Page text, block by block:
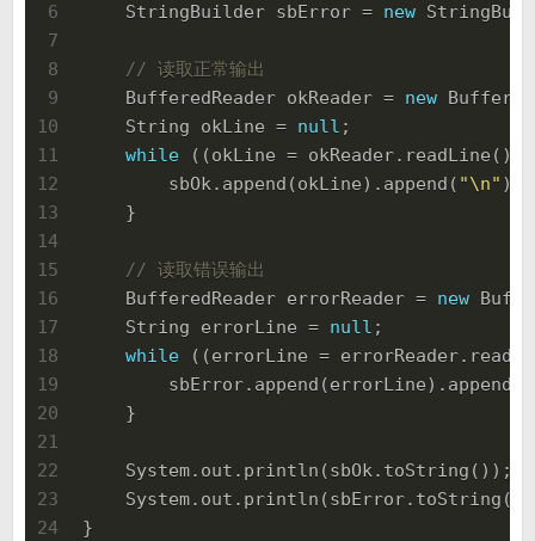
6
7
8
9
10
11
12
13
14
15
16
17
18
19
20
21
22
23
24
    StringBuilder sbError =
new
// 读取正常输出
    BufferedReader okReader =
new
    String okLine =
null ;
while ((okLine =
        sbOk.append(okLine).append(
"\n" );
    }
// 读取错误输出
    BufferedReader errorReader =
new
    String errorLine =
null ;
while ((errorLine =
        sbError.append(errorLine).append(
    }
    System.out.println(sbOk.toString());
}